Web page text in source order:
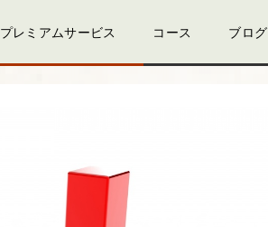
プレミアムサービス コース ブログ